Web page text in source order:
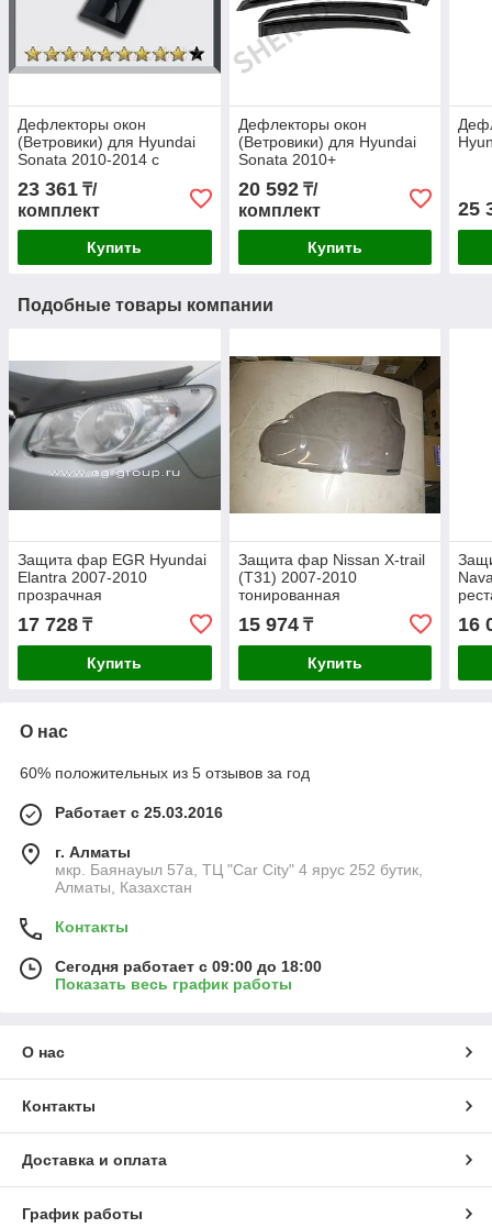
Дефлекторы окон
(Ветровики) для Hyundai
Sonata 2010-2014 с
хромированной вставкой
OEM
23 361 ₸/
комплект
Купить
Дефлекторы окон
(Ветровики) для Hyundai
Sonata 2010+
20 592₸/
комплект
Купить
25
Подобные товары компании
Защита фар EGR Hyundai
Elantra 2007-2010
прозрачная
17 728 ₸
Купить
Защита фар Nissan X-trail
(T31) 2007-2010
тонированная
15 974₸
Купить
16
О нас
60% положительных из 5 отзывов за год
Работает с 25.03.2016
г. Алматы
мкр. Баянауыл 57а, ТЦ "Car Сity" 4 ярус 252 бутик,
Алматы, Казахстан
Контакты
Сегодня работает с 09:00 до 18:00
Показать весь график работы
О нас
Контакты
Доставка и оплата
График работы